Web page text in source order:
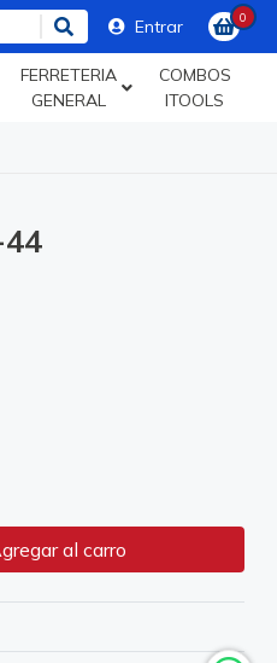
Entrar 0
FERRETERIA
GENERAL
COMBOS
ITOOLS
al carro